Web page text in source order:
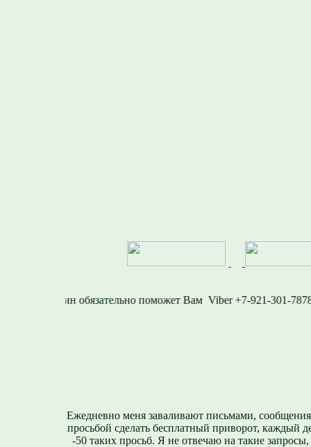
Viber +7-921-
Ежедневно меня заваливают письмами,
просьбой сделать бесплатный приворот, каждый
-50 таких просьб. Я не отвечаю на такие